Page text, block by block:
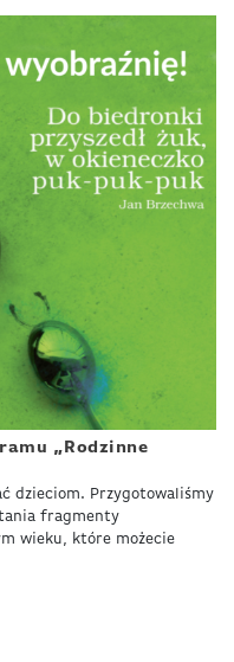
„Rodzinne
dzieciom. Przygotowaliśmy
fragmenty
wieku, które możecie